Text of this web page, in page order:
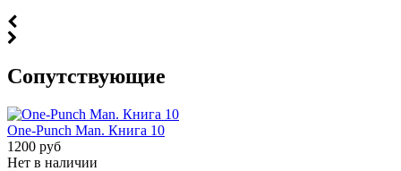
Cопутствующие
One-Punch Man. Книга 10
1200 руб
Нет в наличии